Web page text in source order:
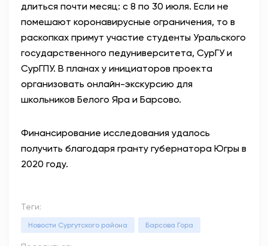
80,93 93,19
Вход / Регистрация
длиться почти месяц: с 8 по 30 июля. Если не
помешают коронавирусные ограничения, то в
раскопках примут участие студенты Уральского
государственного педуниверситета, СурГУ и
СурГПУ. В планах у инициаторов проекта
организовать онлайн-экскурсию для
школьников Белого Яра и Барсово.
Финансирование исследования удалось
получить благодаря гранту губернатора Югры в
2020 году.
Теги:
Новости Сургутского района Барсова Гора